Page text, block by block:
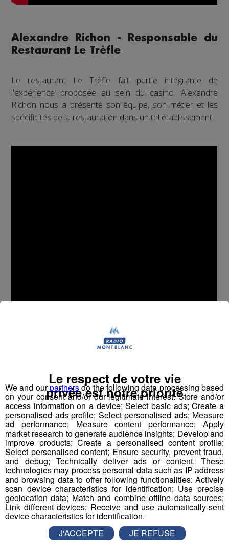
Alexandre Richon - Responsable du
Restaurant Le Trèfle
Le restaurant Le Trèfle fait partie intégrante de
l'expérience proposée au sein du casino. Alexandre
Richon nous a présenté son équipe, son métier et les
spécificités de la restauration dans un tel établissement.
Une immersion au cœur d'un
établissement aux multiples facettes
Cette émission spéciale a permis de mettre en lumière
les femmes et les hommes qui font vivre
quotidiennement le Casino Partouche d'Annemasse,
ainsi que la diversité des métiers qui y sont représentés.
Jouer comporte des risques : endettement, dépendance,
isolement. Pour être aidé, appelez le 09 74 75 13 13
We and ourpartnersdo the following data processing based
on your consent and/or our legitimate interest: Store and/or
access information on a device; Select basic ads; Create a
personalised ads profile; Select personalised ads; Measure
ad performance; Measure content performance; Apply
market research to generate audience insights; Develop and
improve products; Create a personalised content profile;
Select personalised content; Ensure security, prevent fraud,
and debug; Technically deliver ads or content. These
technologies may process personal data such as IP address
and browsing data to offer following functionalities: Actively
scan device characteristics for identification; Use precise
geolocation data; Match and combine offline data sources;
Link different devices; Receive and use automatically-sent
device characteristics for identification.
Le respect de votre vie
privée est notre priorité
J'ACCEPTE
JE REFUSE